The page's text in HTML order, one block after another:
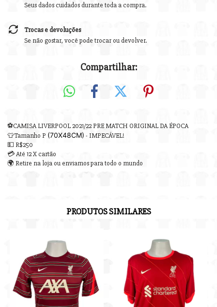
Seus dados cuidados durante toda a compra.
Trocas e devoluções
Se não gostar, você pode trocar ou devolver.
Compartilhar:
⚽CAMISA LIVERPOOL 2021/22 PRE MATCH ORIGINAL DA ÉPOCA
👕Tamanho P (70X48CM) - IMPECÁVEL!
💵 R$250
💳 Até 12 X cartão
🌍 Retire na loja ou enviamos para todo o mundo
PRODUTOS SIMILARES